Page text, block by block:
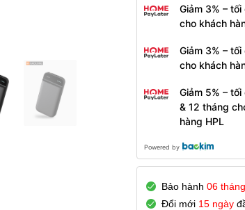
Giảm 3% –
cho khách
Giảm 3% –
cho khách
Giảm 5% –
& 12 tháng
hàng HPL
Powered by
Bảo hành 06 tháng
Đổi mới 15 ngày